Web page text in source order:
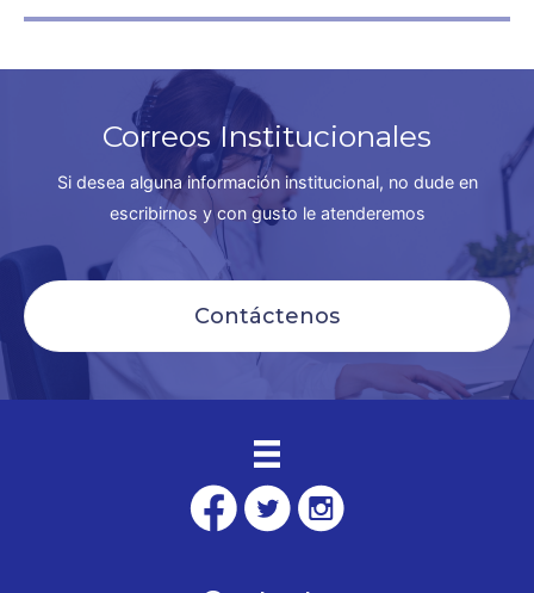
Correos Institucionales
Si desea alguna información institucional, no dude en
escribirnos y con gusto le atenderemos
Contáctenos